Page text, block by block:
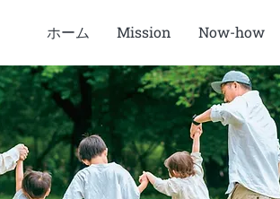
ホーム Mission Now-how